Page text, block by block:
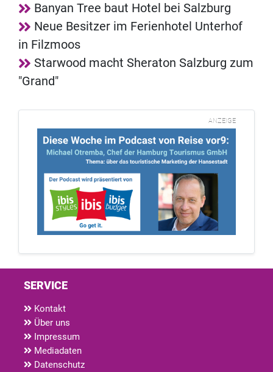
Banyan Tree baut Hotel bei Salzburg
Neue Besitzer im Ferienhotel Unterhof
in Filzmoos
Starwood macht Sheraton Salzburg zum
"Grand"
ANZEIGE
SERVICE
Kontakt
Über uns
Impressum
Mediadaten
Datenschutz